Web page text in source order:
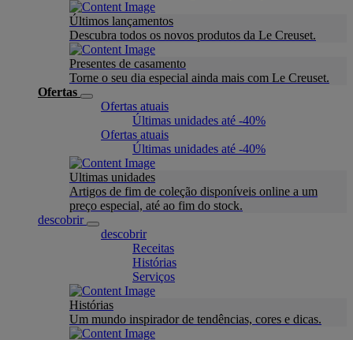
Últimos lançamentos
Descubra todos os novos produtos da Le Creuset.
Presentes de casamento
Torne o seu dia especial ainda mais com Le Creuset.
Ofertas
Ofertas atuais
Últimas unidades até -40%
Ofertas atuais
Últimas unidades até -40%
Ultimas unidades
Artigos de fim de coleção disponíveis online a um
preço especial, até ao fim do stock.
descobrir
descobrir
Receitas
Histórias
Serviços
Histórias
Um mundo inspirador de tendências, cores e dicas.